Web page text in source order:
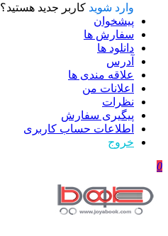
وارد شوید کاربر جدید هستید؟
پیشخوان
سفارش ها
دانلود ها
آدرس
علاقه مندی ها
اعلانات من
نظرات
پیگیری سفارش
اطلاعات حساب كاربری
خروج
0